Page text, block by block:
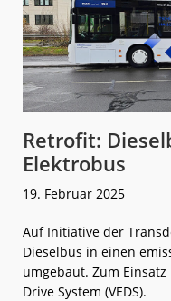
Retrofit:
Elektrobus
19. Februar 2025
Auf Initiative der
Dieselbus in einen
umgebaut. Zum
Drive System (VEDS).